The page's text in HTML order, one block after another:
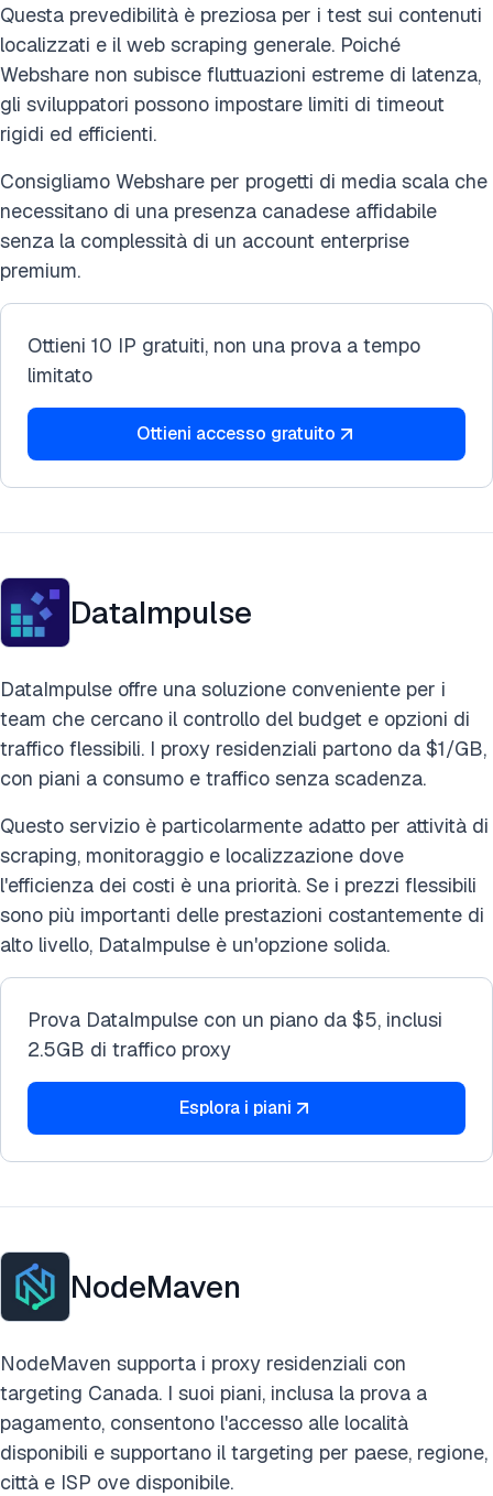
Questa prevedibilità è preziosa per i test sui contenuti
localizzati e il web scraping generale. Poiché
Webshare non subisce fluttuazioni estreme di latenza,
gli sviluppatori possono impostare limiti di timeout
rigidi ed efficienti.
Consigliamo Webshare per progetti di media scala che
necessitano di una presenza canadese affidabile
senza la complessità di un account enterprise
premium.
Ottieni 10 IP gratuiti, non una prova a tempo
limitato
Ottieni accesso gratuito
DataImpulse
DataImpulse offre una soluzione conveniente per i
team che cercano il controllo del budget e opzioni di
traffico flessibili. I proxy residenziali partono da $1/GB,
con piani a consumo e traffico senza scadenza.
Questo servizio è particolarmente adatto per attività di
scraping, monitoraggio e localizzazione dove
l'efficienza dei costi è una priorità. Se i prezzi flessibili
sono più importanti delle prestazioni costantemente di
alto livello, DataImpulse è un'opzione solida.
Prova DataImpulse con un piano da $5, inclusi
2.5GB di traffico proxy
Esplora i piani
NodeMaven
NodeMaven supporta i proxy residenziali con
targeting Canada. I suoi piani, inclusa la prova a
pagamento, consentono l'accesso alle località
disponibili e supportano il targeting per paese, regione,
città e ISP ove disponibile.